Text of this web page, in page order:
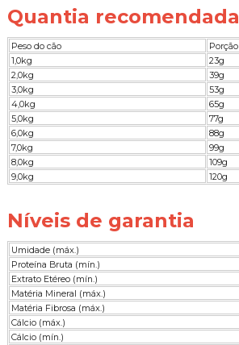
Quantia recomendada
Peso do cão
Porção
1,0kg
23g
2,0kg
39g
3,0kg
53g
4,0kg
65g
5,0kg
77g
6,0kg
88g
7,0kg
99g
8,0kg
109g
9,0kg
120g
Níveis de garantia
Umidade (máx.)
Proteína Bruta (mín.)
Extrato Etéreo (mín.)
Matéria Mineral (máx.)
Matéria Fibrosa (máx.)
Cálcio (máx.)
Cálcio (mín.)